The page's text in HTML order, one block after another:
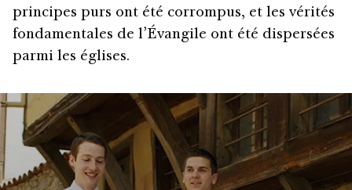
principes purs ont été corrompus, et les vérités
fondamentales de l’Évangile ont été dispersées
parmi les églises.